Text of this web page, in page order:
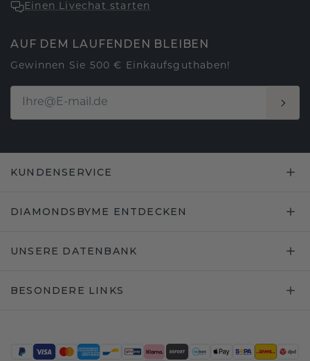
Einen Livechat starten
AUF DEM LAUFENDEN BLEIBEN
Gewinnen Sie 500 € Einkaufsguthaben!
KUNDENSERVICE
DIAMONDSBYME ENTDECKEN
UNSERE DATENBANK
BESONDERE LINKS